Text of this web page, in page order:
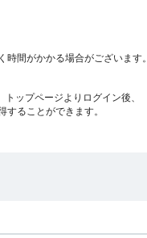
間がかかる場合がございます。
ップページよりログイン後、
ることができます。